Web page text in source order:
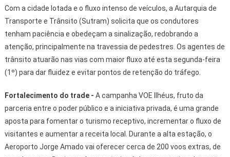
Com a cidade lotada e o fluxo intenso de veículos, a Autarquia de
Transporte e Trânsito (Sutram) solicita que os condutores
tenham paciência e obedeçam a sinalização, redobrando a
atenção, principalmente na travessia de pedestres. Os agentes de
trânsito atuarão nas vias com maior fluxo até esta segunda-feira
(1º) para dar fluidez e evitar pontos de retenção do tráfego.
Fortalecimento do trade - A campanha VOE Ilhéus, fruto da
parceria entre o poder público e a iniciativa privada, é uma grande
aposta para fomentar o turismo receptivo, incrementar o fluxo de
visitantes e aumentar a receita local. Durante a alta estação, o
Aeroporto Jorge Amado vai oferecer cerca de 200 voos extras, de